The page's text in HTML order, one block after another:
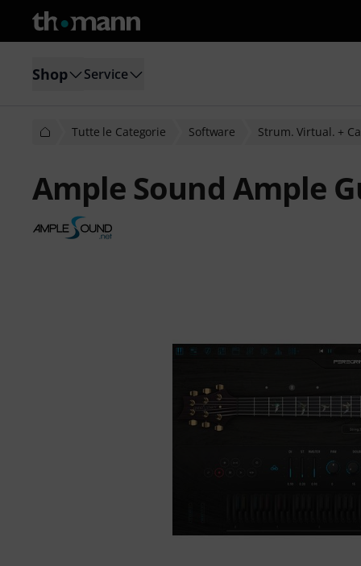
Shop Service
Tutte le Categorie Software Strum. Virtual. +
Ample Sound Ample